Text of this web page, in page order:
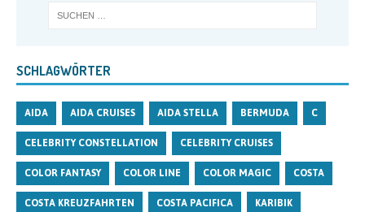
SCHLAGWÖRTER
AIDA AIDA CRUISES AIDA STELLA BERMUDA C
CELEBRITY CONSTELLATION CELEBRITY CRUISES
COLOR FANTASY COLOR LINE COLOR MAGIC COSTA
COSTA KREUZFAHRTEN COSTA PACIFICA KARIBIK